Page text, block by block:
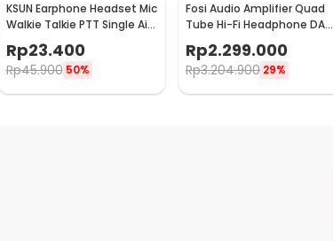
KSUN Earphone Headset Mic
Walkie Talkie PTT Single Air
Duct 1 Pin - K15
Rp23.400
Rp45.900 50%
Fosi Audio Amplifier Quad
Tube Hi-Fi Headphone DAC
Rp2.299.000
Rp3.204.900 29%